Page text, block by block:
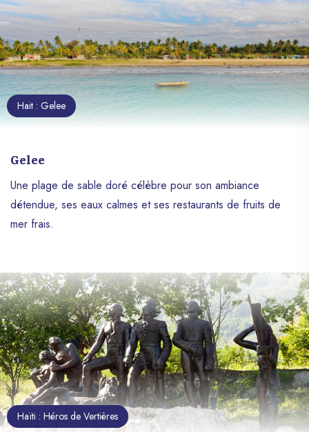
Hait : Gelee
Gelee
Une plage de sable doré célèbre pour son ambiance
détendue, ses eaux calmes et ses restaurants de fruits de
mer frais.
Haïti : Héros de Vertières